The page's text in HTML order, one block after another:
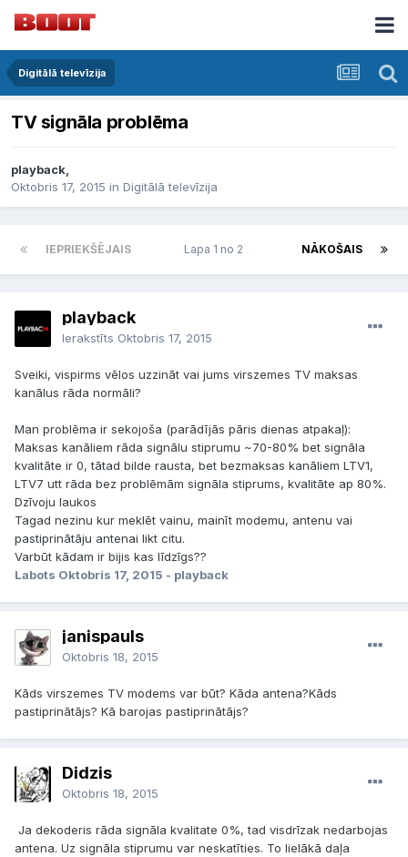
Digitālā televīzija
TV signāla problēma
playback,
Oktobris 17, 2015 in Digitālā televīzija
IEPRIEKŠĒJAIS NĀKOŠAIS
Lapa 1 no 2
playback
Ierakstīts Oktobris 17, 2015
Sveiki, vispirms vēlos uzzināt vai jums virszemes TV maksas
kanālus rāda normāli?
Man problēma ir sekojoša (parādījās pāris dienas atpakaļ):
Maksas kanāliem rāda signālu stiprumu ~70-80% bet signāla
kvalitāte ir 0, tātad bilde rausta, bet bezmaksas kanāliem LTV1,
LTV7 utt rāda bez problēmām signāla stiprums, kvalitāte ap 80%.
Dzīvoju laukos
Tagad nezinu kur meklēt vainu, mainīt modemu, antenu vai
pastiprinātāju antenai likt citu.
Varbūt kādam ir bijis kas līdzīgs??
Labots Oktobris 17, 2015 - playback
janispauls
Oktobris 18, 2015
Kāds virszemes TV modems var būt? Kāda antena?Kāds
pastiprinātājs? Kā barojas pastiprinātājs?
Didzis
Oktobris 18, 2015
Ja dekoderis rāda signāla kvalitate 0%, tad visdrīzak nedarbojas
antena. Uz signāla stiprumu var neskatīties. To lielākā daļa